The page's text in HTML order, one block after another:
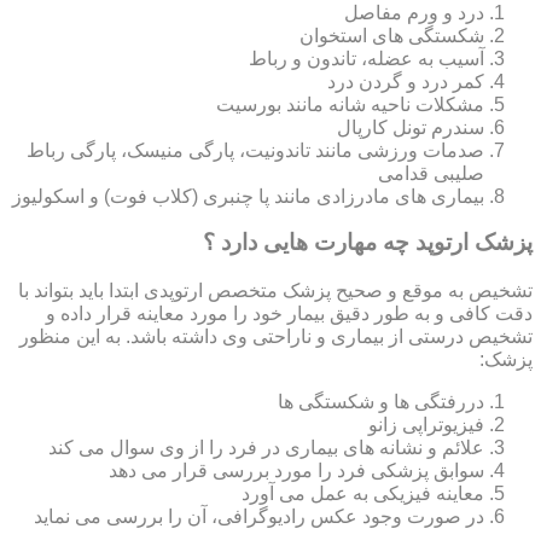
درد و ورم مفاصل
شکستگی های استخوان
آسیب به عضله، تاندون و رباط
کمر درد و گردن درد
مشکلات ناحیه شانه مانند بورسیت
سندرم تونل کارپال
صدمات ورزشی مانند تاندونیت، پارگی منیسک، پارگی رباط
صلیبی قدامی
بیماری های مادرزادی مانند پا چنبری (کلاب فوت) و اسکولیوز
پزشک ارتوپد چه مهارت هایی دارد ؟
تشخیص به موقع و صحیح پزشک متخصص ارتوپدی ابتدا باید بتواند با
دقت کافی و به طور دقیق بیمار خود را مورد معاینه قرار داده و
تشخیص درستی از بیماری و ناراحتی وی داشته باشد. به این منظور
پزشک:
دررفتگی ها و شکستگی ها
فیزیوتراپی زانو
علائم و نشانه های بیماری در فرد را از وی سوال می کند
سوابق پزشکی فرد را مورد بررسی قرار می دهد
معاینه فیزیکی به عمل می آورد
در صورت وجود عکس رادیوگرافی، آن را بررسی می‎ نماید